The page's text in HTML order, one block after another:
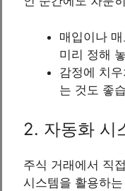
매입이나
미리 정해
감정에 치
는 것도 좋
2. 자동화 시
주식 거래에서 직
시스템을 활용하